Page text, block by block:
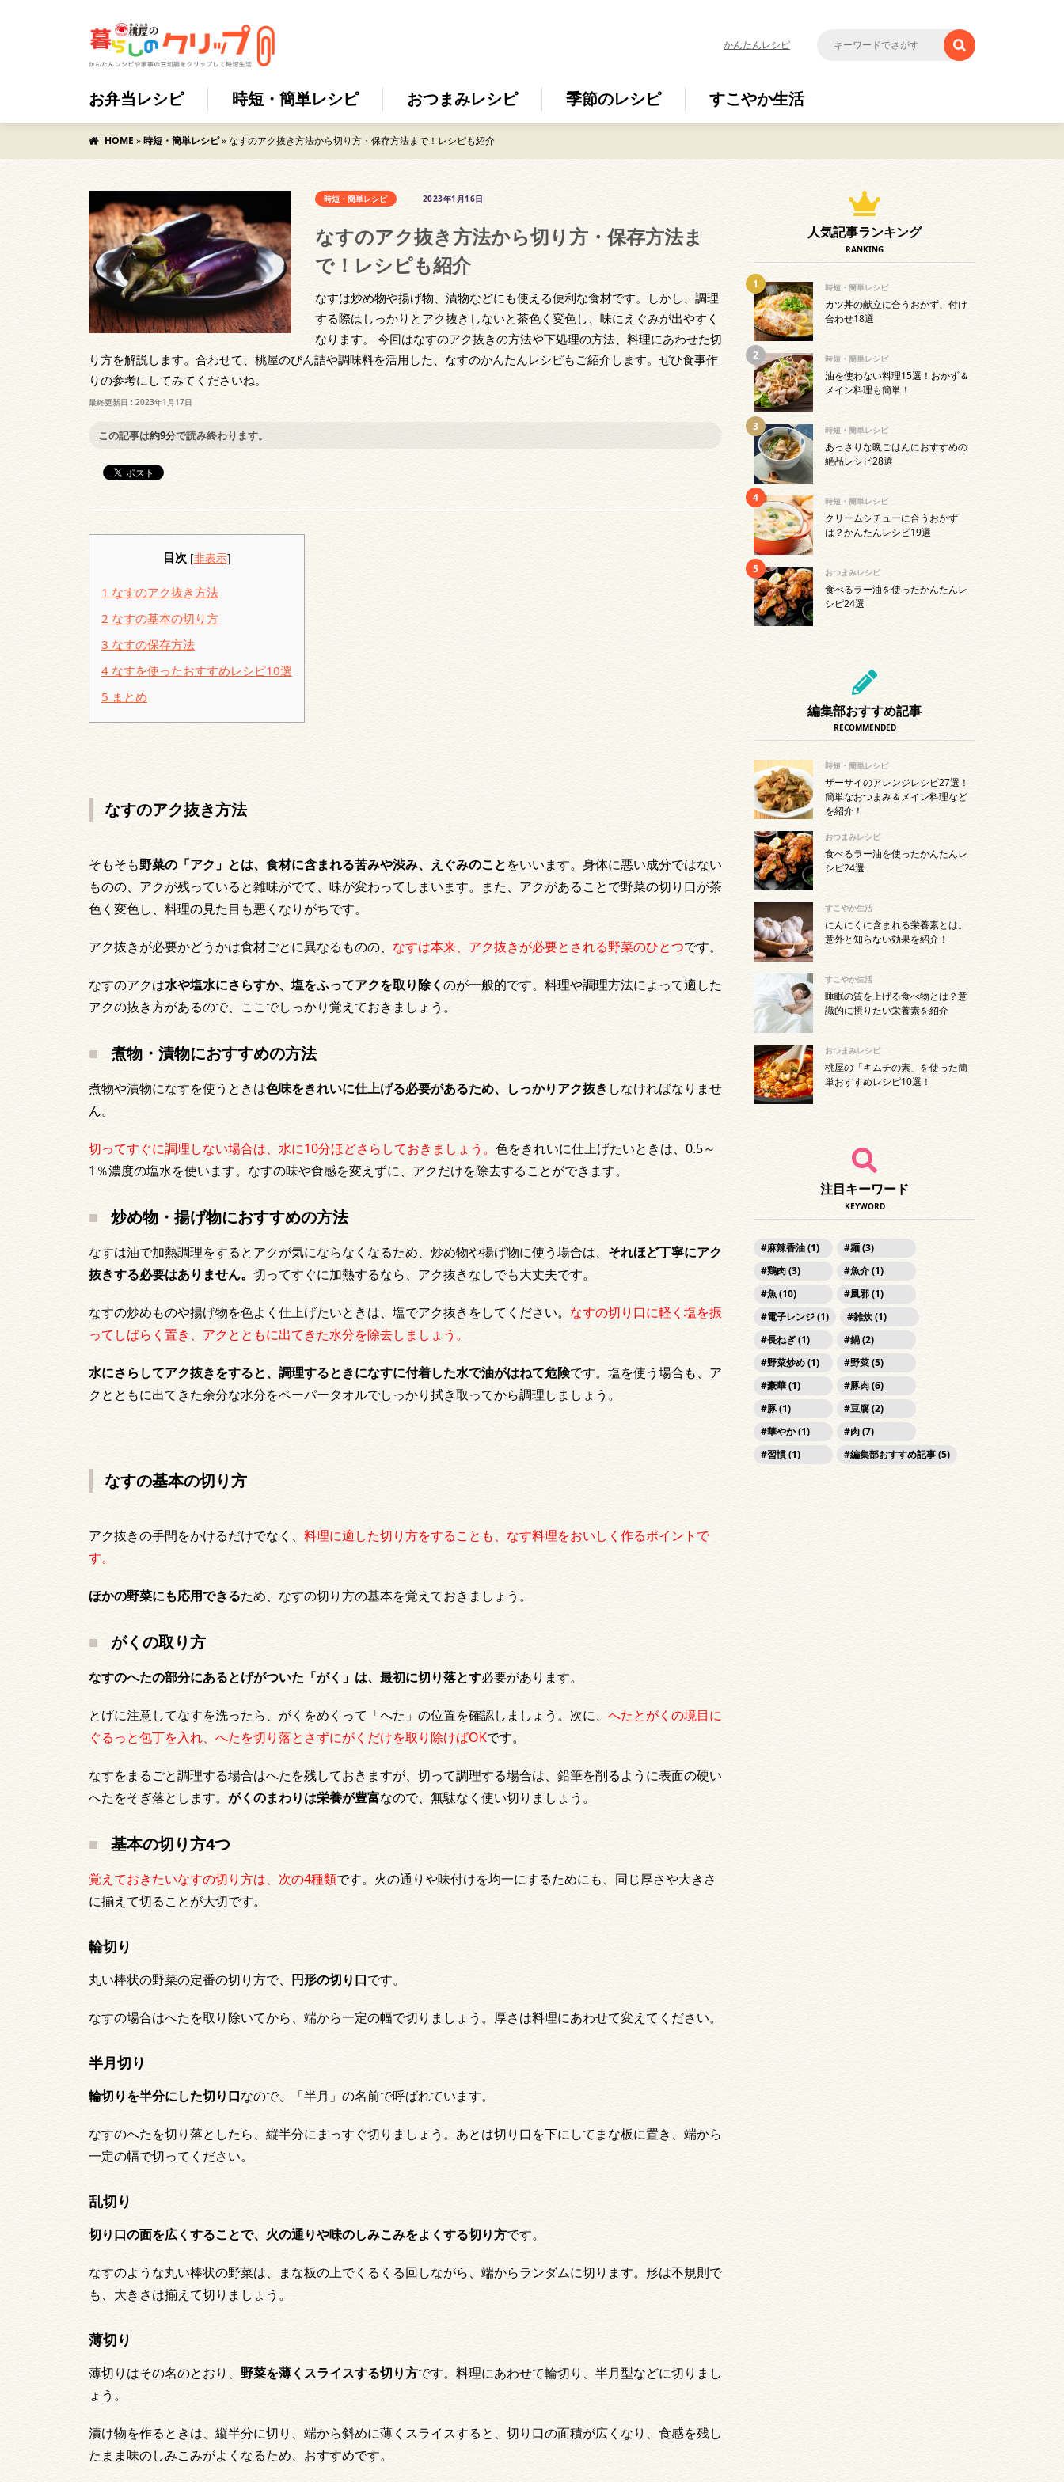
かんたんレシピ
お弁当レシピ 時短・簡単レシピ おつまみレシピ 季節のレシピ すこやか生活
HOME »時短・簡単レシピ»なすのアク抜き方法から切り方・保存方法まで！レシピも紹介
時短・簡単レシピ 2023年1月16日
なすのアク抜き方法から切り方・保存方法ま
で！レシピも紹介
なすは炒め物や揚げ物、漬物などにも使える便利な食材です。しかし、調理
する際はしっかりとアク抜きしないと茶色く変色し、味にえぐみが出やすく
なります。 今回はなすのアク抜きの方法や下処理の方法、料理にあわせた切
り方を解説します。合わせて、桃屋のびん詰や調味料を活用した、なすのかんたんレシピもご紹介します。ぜひ食事作
りの参考にしてみてくださいね。
最終更新日 : 2023年1月17日
この記事は約9分で読み終わります。
目次 [非表示]
1 なすのアク抜き方法
2 なすの基本の切り方
3 なすの保存方法
4 なすを使ったおすすめレシピ10選
5 まとめ
なすのアク抜き方法
そもそも野菜の「アク」とは、食材に含まれる苦みや渋み、えぐみのことをいいます。身体に悪い成分ではない
ものの、アクが残っていると雑味がでて、味が変わってしまいます。また、アクがあることで野菜の切り口が茶
色く変色し、料理の見た目も悪くなりがちです。
アク抜きが必要かどうかは食材ごとに異なるものの、 なすは本来、アク抜きが必要とされる野菜のひとつです。
なすのアクは水や塩水にさらすか、塩をふってアクを取り除く のが一般的です。料理や調理方法によって適した
アクの抜き方があるので、ここでしっかり覚えておきましょう。
煮物・漬物におすすめの方法
煮物や漬物になすを使うときは色味をきれいに仕上げる必要があるため、しっかりアク抜き しなければなりませ
ん。
切ってすぐに調理しない場合は、水に10分ほどさらしておきましょう。 色をきれいに仕上げたいときは、0.5～
1％濃度の塩水を使います。なすの味や食感を変えずに、アクだけを除去することができます。
炒め物・揚げ物におすすめの方法
なすは油で加熱調理をするとアクが気にならなくなるため、炒め物や揚げ物に使う場合は、 それほど丁寧にアク
抜きする必要はありません。 切ってすぐに加熱するなら、アク抜きなしでも大丈夫です。
なすの炒めものや揚げ物を色よく仕上げたいときは、塩でアク抜きをしてください。 なすの切り口に軽く塩を振
ってしばらく置き、アクとともに出てきた水分を除去しましょう。
水にさらしてアク抜きをすると、調理するときになすに付着した水で油がはねて危険です。塩を使う場合も、ア
クとともに出てきた余分な水分をペーパータオルでしっかり拭き取ってから調理しましょう。
なすの基本の切り方
アク抜きの手間をかけるだけでなく、 料理に適した切り方をすることも、なす料理をおいしく作るポイントで
す。
ほかの野菜にも応用できるため、なすの切り方の基本を覚えておきましょう。
がくの取り方
なすのへたの部分にあるとげがついた「がく」は、最初に切り落とす必要があります。
とげに注意してなすを洗ったら、がくをめくって「へた」の位置を確認しましょう。次に、 へたとがくの境目に
ぐるっと包丁を入れ、へたを切り落とさずにがくだけを取り除けばOKです。
なすをまるごと調理する場合はへたを残しておきますが、切って調理する場合は、鉛筆を削るように表面の硬い
へたをそぎ落とします。 がくのまわりは栄養が豊富なので、無駄なく使い切りましょう。
基本の切り方4つ
覚えておきたいなすの切り方は、次の4種類です。火の通りや味付けを均一にするためにも、同じ厚さや大きさ
に揃えて切ることが大切です。
輪切り
丸い棒状の野菜の定番の切り方で、 円形の切り口です。
なすの場合はへたを取り除いてから、端から一定の幅で切りましょう。厚さは料理にあわせて変えてください。
半月切り
輪切りを半分にした切り口なので、「半月」の名前で呼ばれています。
なすのへたを切り落としたら、縦半分にまっすぐ切りましょう。あとは切り口を下にしてまな板に置き、端から
一定の幅で切ってください。
乱切り
切り口の面を広くすることで、火の通りや味のしみこみをよくする切り方です。
なすのような丸い棒状の野菜は、まな板の上でくるくる回しながら、端からランダムに切ります。形は不規則で
も、大きさは揃えて切りましょう。
薄切り
薄切りはその名のとおり、 野菜を薄くスライスする切り方です。料理にあわせて輪切り、半月型などに切りまし
ょう。
漬け物を作るときは、縦半分に切り、端から斜めに薄くスライスすると、切り口の面積が広くなり、食感を残し
たまま味のしみこみがよくなるため、おすすめです。
人気記事ランキング
RANKING
時短・簡単レシピ
カツ丼の献立に合うおかず、付け
合わせ18選
時短・簡単レシピ
油を使わない料理15選！おかず＆
メイン料理も簡単！
時短・簡単レシピ
あっさりな晩ごはんにおすすめの
絶品レシピ28選
時短・簡単レシピ
クリームシチューに合うおかず
は？かんたんレシピ19選
おつまみレシピ
食べるラー油を使ったかんたんレ
シピ24選
編集部おすすめ記事
RECOMMENDED
時短・簡単レシピ
ザーサイのアレンジレシピ27選！
簡単なおつまみ＆メイン料理など
を紹介！
おつまみレシピ
食べるラー油を使ったかんたんレ
シピ24選
すこやか生活
にんにくに含まれる栄養素とは。
意外と知らない効果を紹介！
すこやか生活
睡眠の質を上げる食べ物とは？意
識的に摂りたい栄養素を紹介
おつまみレシピ
桃屋の「キムチの素」を使った簡
単おすすめレシピ10選！
注目キーワード
KEYWORD
麻辣香油 (1)
麺 (3)
鶏肉 (3)
魚介 (1)
魚 (10)
風邪 (1)
電子レンジ (1)
雑炊 (1)
長ねぎ (1)
鍋 (2)
野菜炒め (1)
野菜 (5)
豪華 (1)
豚肉 (6)
豚 (1)
豆腐 (2)
華やか (1)
肉 (7)
習慣 (1)
編集部おすすめ記事 (5)